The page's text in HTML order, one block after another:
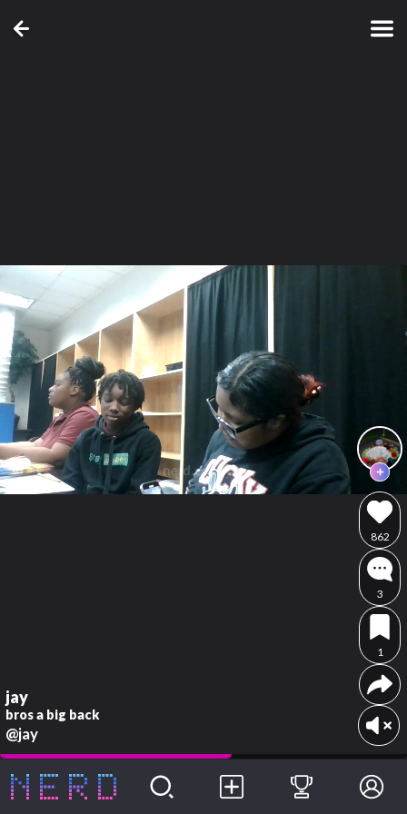
jay
bros a big back
@jay
862
3
1